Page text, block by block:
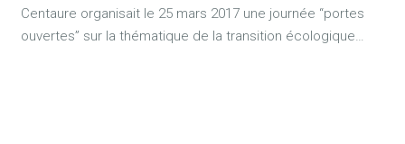
Centaure organisait le 25 mars 2017 une journée “portes
ouvertes” sur la thématique de la transition écologique…